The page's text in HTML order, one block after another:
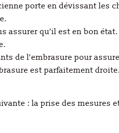
porte en dévissant les
assurer qu’il est en bon
de l’embrasure pour
est parfaitement
: la prise des mesures